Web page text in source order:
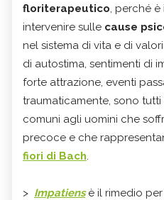
floriterapeutico, perché
intervenire sulle cause
nel sistema di vita e di
di autostima, sentimenti di
forte attrazione, eventi
traumaticamente, sono
comuni agli uomini che
precoce e che
fiori di Bach.
> Impatiens è il rimedio per